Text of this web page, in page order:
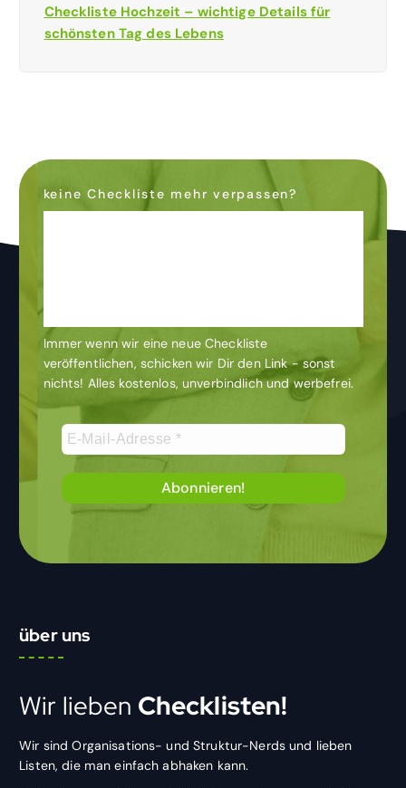
Checkliste Hochzeit – wichtige Details für
schönsten Tag des Lebens
keine Checkliste mehr verpassen?
Laufenden
Immer wenn wir eine neue Checkliste
veröffentlichen, schicken wir Dir den Link - sonst
nichts! Alles kostenlos, unverbindlich und werbefrei.
über uns
Wir lieben Checklisten!
Wir sind Organisations- und Struktur-Nerds und lieben
Listen, die man einfach abhaken kann.